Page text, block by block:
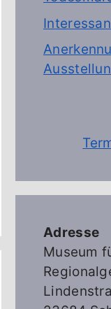
Adresse
Museum